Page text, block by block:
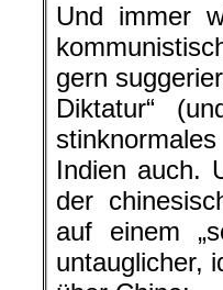
Und immer
gern
Diktatur“
Indien auch.
der
auf einem
untauglicher,